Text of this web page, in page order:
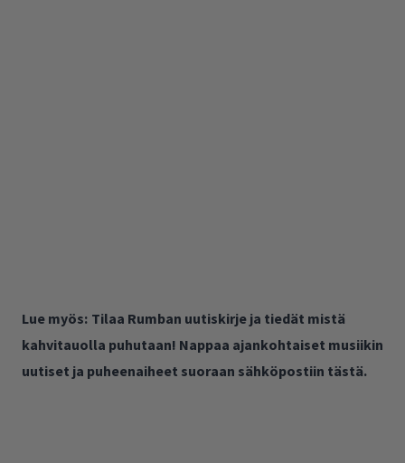
Lue myös: Tilaa Rumban uutiskirje ja tiedät mistä
kahvitauolla puhutaan! Nappaa ajankohtaiset musiikin
uutiset ja puheenaiheet suoraan sähköpostiin tästä.